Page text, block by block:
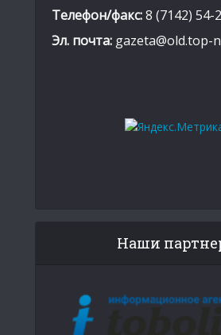
Телефон/факс:8 (7142) 54-
Эл. почта: gazeta@old.top-
Наши